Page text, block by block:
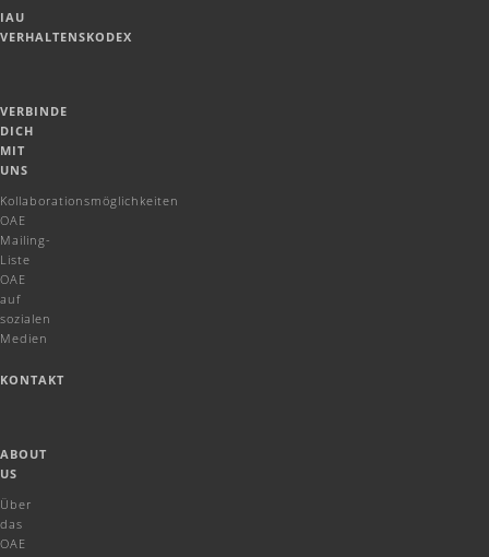
IAU
VERHALTENSKODEX
VERBINDE
DICH
MIT
UNS
Kollaborationsmöglichkeiten
OAE
Mailing-
Liste
OAE
auf
sozialen
Medien
KONTAKT
ABOUT
US
Über
das
OAE